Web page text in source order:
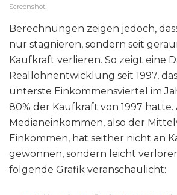
Screenshot.
Berechnungen zeigen jedoch,
nur stagnieren, sondern seit
Kaufkraft verlieren. So zeigt eine
Reallohnentwicklung seit 1997,
unterste Einkommensviertel im
80% der Kaufkraft von 1997 hatte.
Medianeinkommen, also der
Einkommen, hat seither nicht an
gewonnen, sondern leicht
folgende Grafik veranschaulicht: